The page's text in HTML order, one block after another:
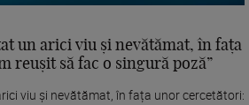
un arici viu și nevătămat, în fața
reușit să fac o singură poză”
viu și nevătămat, în fața unor cercetători: